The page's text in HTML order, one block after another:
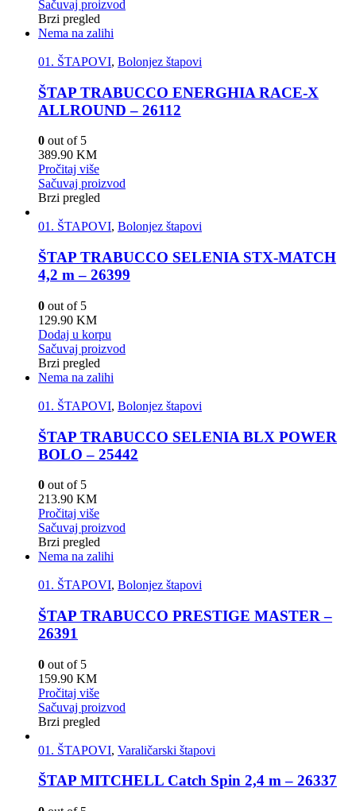
Sačuvaj proizvod
Brzi pregled
Nema na zalihi
01. ŠTAPOVI, Bolonjez štapovi
ŠTAP TRABUCCO ENERGHIA RACE-X
ALLROUND – 26112
0 out of 5
389.90 KM
Pročitaj više
Sačuvaj proizvod
Brzi pregled
01. ŠTAPOVI, Bolonjez štapovi
ŠTAP TRABUCCO SELENIA STX-MATCH
4,2 m – 26399
0 out of 5
129.90 KM
Dodaj u korpu
Sačuvaj proizvod
Brzi pregled
Nema na zalihi
01. ŠTAPOVI, Bolonjez štapovi
ŠTAP TRABUCCO SELENIA BLX POWER
BOLO – 25442
0 out of 5
213.90 KM
Pročitaj više
Sačuvaj proizvod
Brzi pregled
Nema na zalihi
01. ŠTAPOVI, Bolonjez štapovi
ŠTAP TRABUCCO PRESTIGE MASTER –
26391
0 out of 5
159.90 KM
Pročitaj više
Sačuvaj proizvod
Brzi pregled
01. ŠTAPOVI, Varaličarski štapovi
ŠTAP MITCHELL Catch Spin 2,4 m – 26337